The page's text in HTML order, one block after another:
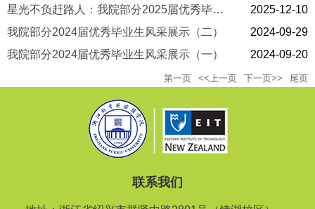
星光不负赶路人：我院部分2025届优秀毕业生风采展示
2025-12-10
我院部分2024届优秀毕业生风采展示（二）
2024-09-29
我院部分2024届优秀毕业生风采展示（一）
2024-09-20
第一页 <<上一页 下一页>> 尾页
联系我们